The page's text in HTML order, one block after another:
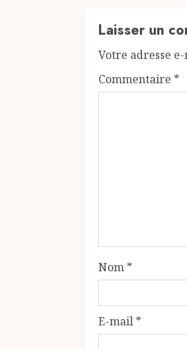
Laisser un
Votre adresse
Commentaire *
Nom *
E-mail *